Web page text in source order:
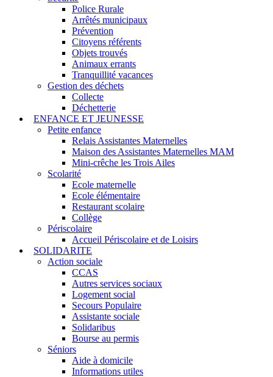
Police Rurale
Arrêtés municipaux
Prévention
Citoyens référents
Objets trouvés
Animaux errants
Tranquillité vacances
Gestion des déchets
Collecte
Déchetterie
ENFANCE ET JEUNESSE
Petite enfance
Relais Assistantes Maternelles
Maison des Assistantes Maternelles MAM
Mini-crêche les Trois Ailes
Scolarité
Ecole maternelle
Ecole élémentaire
Restaurant scolaire
Collège
Périscolaire
Accueil Périscolaire et de Loisirs
SOLIDARITE
Action sociale
CCAS
Autres services sociaux
Logement social
Secours Populaire
Assistante sociale
Solidaribus
Bourse au permis
Séniors
Aide à domicile
Informations utiles